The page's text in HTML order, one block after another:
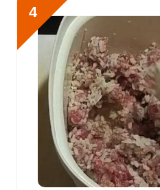
Рубидий
Селен
Фтор
Хром
Цинк
Ванадий
4